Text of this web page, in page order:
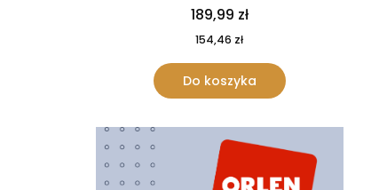
189,99 zł
154,46 zł
Do koszyka